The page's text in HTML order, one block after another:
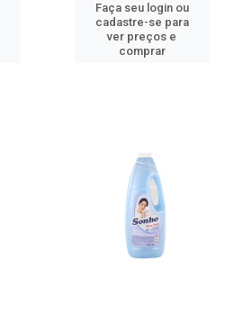
Faça seu login ou
cadastre-se para
ver preços e
comprar